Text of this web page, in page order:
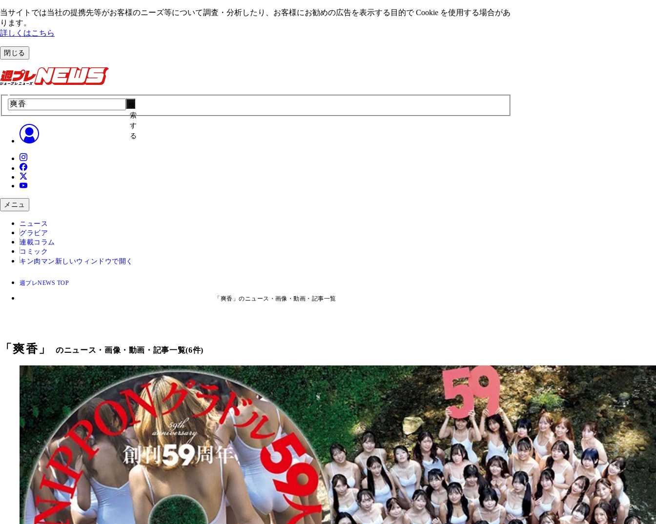
当サイトでは当社の提携先等がお客様のニーズ等について調査・分析したり、お客様にお勧めの広告を表⽰する⽬的で Cookie を使⽤する場合があ
ります。
詳しくはこちら
閉じる
索
す
る
メニュ
ニュース
グラビア
連載コラム
コミック
キン肉マン 新しいウィンドウで開く
週プレNEWS TOP
「爽香」のニュース・画像・動画・記事一覧
「爽香 」のニュース・画像・動画・記事一覧(6件)